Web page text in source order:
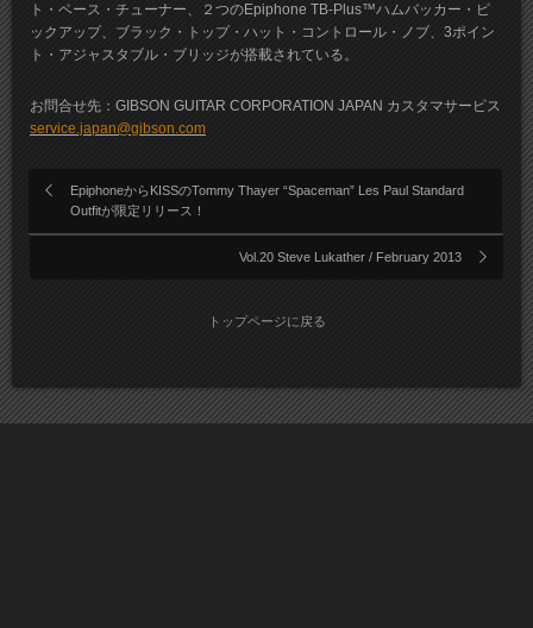
ト・ベース・チューナー、２つのEpiphone TB-Plus™ハムバッカー・ピ
ックアップ、ブラック・トップ・ハット・コントロール・ノブ、3ポイン
ト・アジャスタブル・ブリッジが搭載されている。
お問合せ先：GIBSON GUITAR CORPORATION JAPAN カスタマサービス
service.japan@gibson.com
EpiphoneからKISSのTommy Thayer “Spaceman” Les Paul Standard
Outfitが限定リリース！
Vol.20 Steve Lukather / February 2013
トップページに戻る